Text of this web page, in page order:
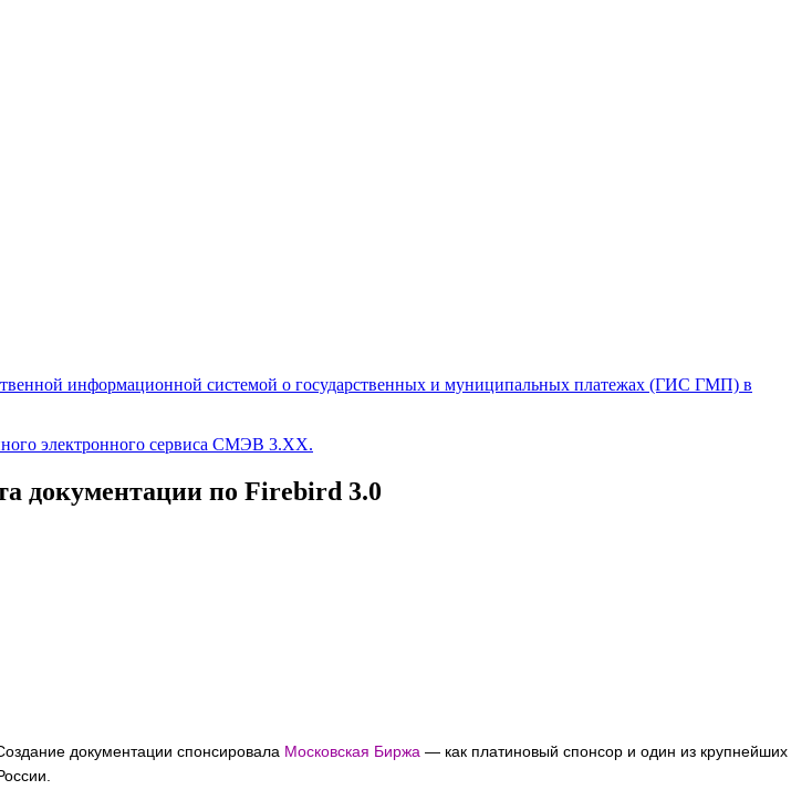
информационной системой о государственных и муниципальных платежах (ГИС ГМП) в
электронного сервиса СМЭВ 3.ХХ.
документации по Firebird 3.0
документации спонсировала Московская Биржа — как платиновый спонсор и один из крупнейших